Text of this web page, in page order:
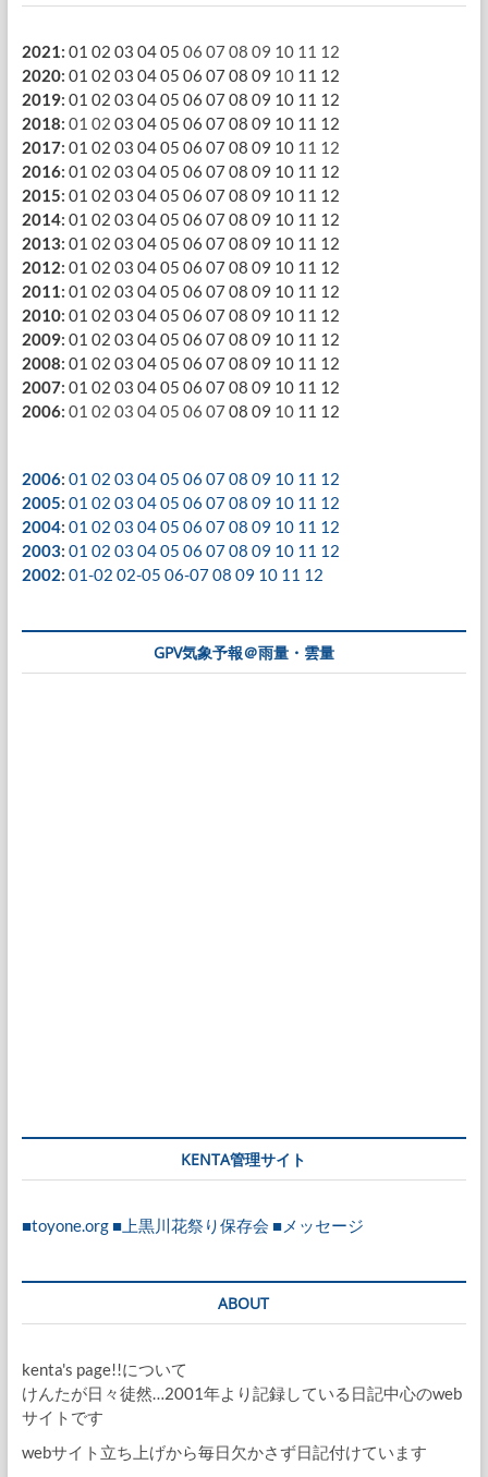
2021: 01 02 03 0405 06 07 08 09 10 11 12
2020: 01 02 03 0405 06 07 08 09 10 11 12
2019: 01 02 03 0405 06 07 08 09 10 11 12
2018: 01 02 03 0405 06 07 08 09 10 11 12
2017: 01 02 03 0405 06 07 08 09 10 11 12
2016: 01 02 03 0405 06 07 08 09 10 11 12
2015: 01 02 03 0405 06 07 08 09 10 11 12
2014: 01 02 03 0405 06 07 08 09 10 11 12
2013: 01 02 03 0405 06 07 08 09 10 11 12
2012: 01 02 03 0405 06 07 08 09 10 11 12
2011: 01 02 03 0405 06 07 08 09 10 11 12
2010: 01 02 03 0405 06 07 08 09 10 11 12
2009: 01 02 03 0405 06 07 08 09 10 11 12
2008: 01 02 03 0405 06 07 08 09 10 11 12
2007: 01 02 03 0405 06 07 08 09 10 11 12
2006: 01 02 03 0405 06 07 08 09 10 11 12
2006: 01 02 03 0405 06 0708 09 10 11 12
2005: 01 02 03 0405 06 0708 09 10 11 12
2004: 01 02 03 0405 06 0708 09 10 11 12
2003: 01 02 03 0405 06 0708 09 10 11 12
2002: 01-02 02-05 06-0708 09 10 11 12
GPV気象予報＠雨量・雲量
KENTA管理サイト
■toyone.org ■上黒川花祭り保存会 ■メッセージ
ABOUT
kenta's page!!について
けんたが日々徒然…2001年より記録している日記中心のweb
サイトです
webサイト立ち上げから毎日欠かさず日記付けています